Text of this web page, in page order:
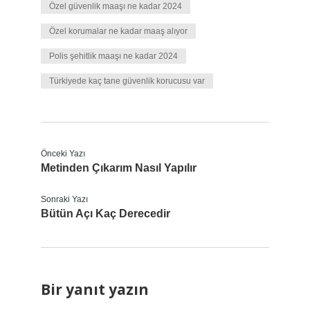
Özel güvenlik maaşı ne kadar 2024
Özel korumalar ne kadar maaş alıyor
Polis şehitlik maaşı ne kadar 2024
Türkiyede kaç tane güvenlik korucusu var
Önceki Yazı
Metinden Çıkarım Nasıl Yapılır
Sonraki Yazı
Bütün Açı Kaç Derecedir
Bir yanıt yazın